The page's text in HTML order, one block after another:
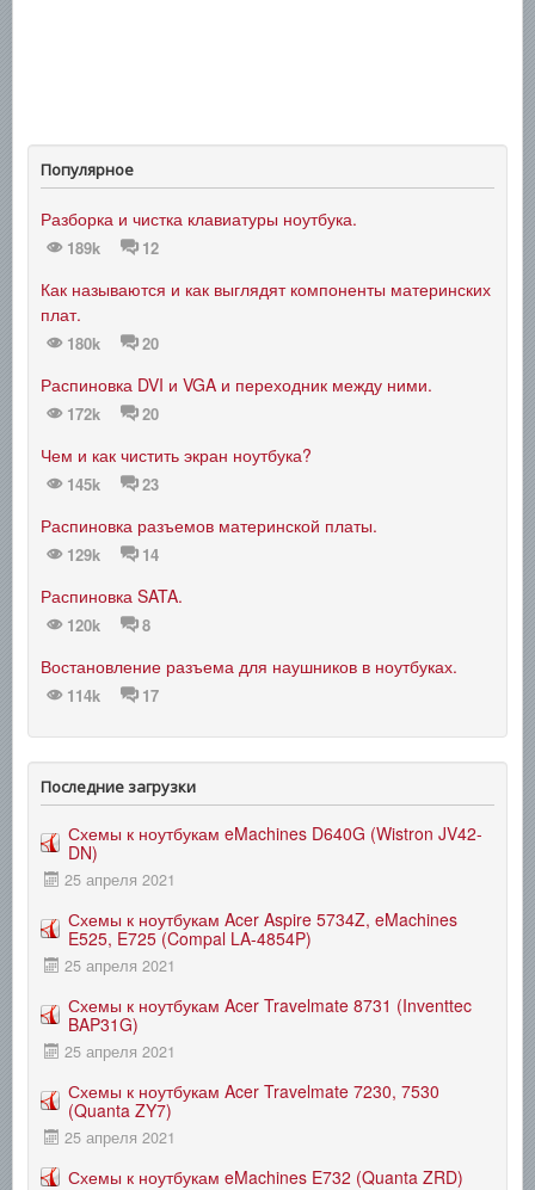
Популярное
Разборка и чистка клавиатуры ноутбука.
189k 12
Как называются и как выглядят компоненты материнских
плат.
180k 20
Распиновка DVI и VGA и переходник между ними.
172k 20
Чем и как чистить экран ноутбука?
145k 23
Распиновка разъемов материнской платы.
129k 14
Распиновка SATA.
120k 8
Востановление разъема для наушников в ноутбуках.
114k 17
Последние загрузки
Схемы к ноутбукам eMachines D640G (Wistron JV42-
DN)
25 апреля 2021
Схемы к ноутбукам Acer Aspire 5734Z, eMachines
E525, E725 (Compal LA-4854P)
25 апреля 2021
Схемы к ноутбукам Acer Travelmate 8731 (Inventtec
BAP31G)
25 апреля 2021
Схемы к ноутбукам Acer Travelmate 7230, 7530
(Quanta ZY7)
25 апреля 2021
Схемы к ноутбукам eMachines E732 (Quanta ZRD)